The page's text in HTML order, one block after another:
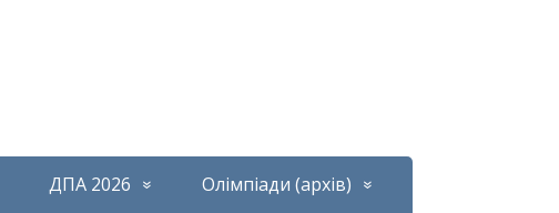
ДПА 2026 Олімпіади (архів)